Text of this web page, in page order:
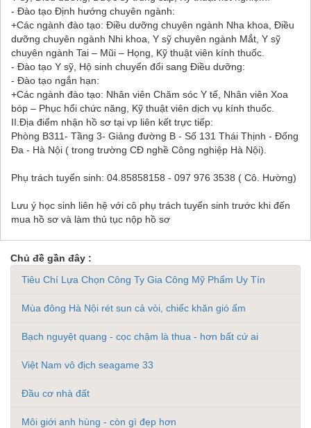
- Đào tạo Định hướng chuyên ngành:
+Các ngành đào tạo: Điều dưỡng chuyên ngành Nha khoa, Điều
dưỡng chuyên ngành Nhi khoa, Y sỹ chuyên ngành Mắt, Y sỹ
chuyên ngành Tai – Mũi – Họng, Kỹ thuật viên kính thuốc.
- Đào tạo Y sỹ, Hộ sinh chuyển đổi sang Điều dưỡng:
- Đào tạo ngắn hạn:
+Các ngành đào tạo: Nhân viên Chăm sóc Y tế, Nhân viên Xoa
bóp – Phục hổi chức năng, Kỹ thuật viên dịch vụ kính thuốc.
II.Địa điểm nhận hồ sơ tại vp liên kết trực tiếp:
Phòng B311- Tầng 3- Giảng đường B - Số 131 Thái Thịnh - Đống
Đa - Hà Nội ( trong trường CĐ nghề Công nghiệp Hà Nội).
Phụ trách tuyển sinh: 04.85858158 - 097 976 3538 ( Cô. Hường)
Lưu ý học sinh liên hệ với cô phụ trách tuyển sinh trước khi đến
mua hồ sơ và làm thủ tục nộp hồ sơ
Chủ đề gần đây :
Tiêu Chí Lựa Chọn Công Ty Gia Công Mỹ Phẩm Uy Tín
Mùa đông Hà Nội rét sun cả vòi, chiếc khăn gió ấm
Bạch nguyệt quang - cọc chậm là thua - hơn bất cứ ai
Việt Nam vô địch seagame 33
Đầu cơ nhà đất
Môi giới anh hùng - còn gì đẹp hơn